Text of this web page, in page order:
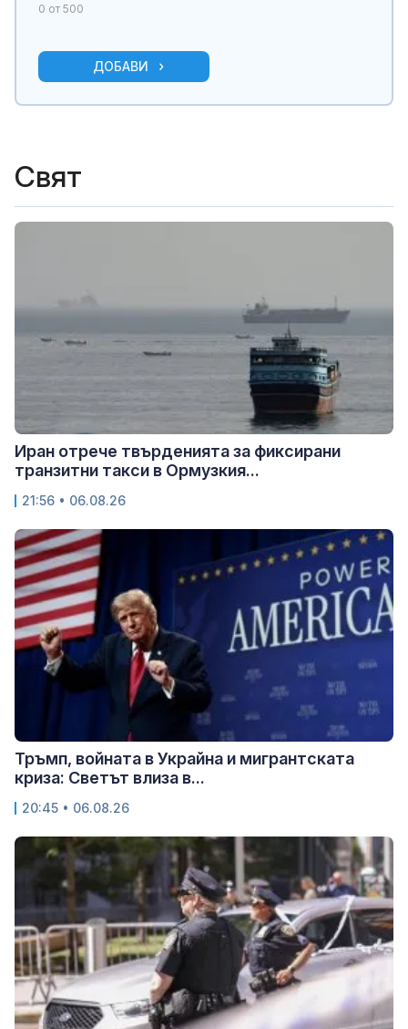
0 от 500
ДОБАВИ
Свят
Иран отрече твърденията за фиксирани
транзитни такси в Ормузкия...
21:56 • 06.08.26
Тръмп, войната в Украйна и мигрантската
криза: Светът влиза в...
20:45 • 06.08.26